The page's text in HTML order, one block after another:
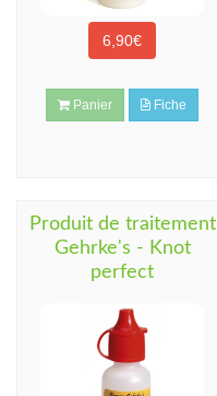
6,90€
Panier Fiche
Produit de traitement
Gehrke's - Knot
perfect